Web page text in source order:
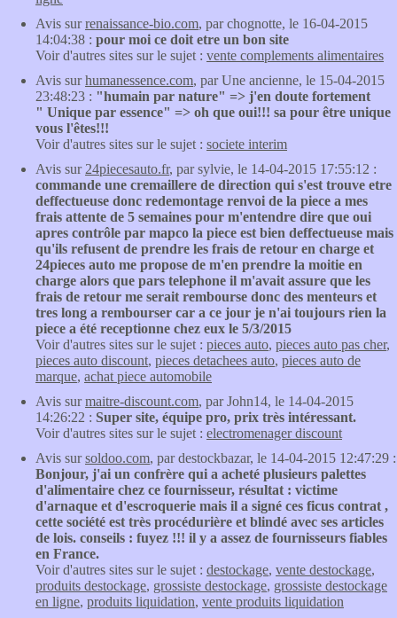
Avis surrenaissance-bio.com, par chognotte, le 16-04-2015
14:04:38 : pour moi ce doit etre un bon site
Voir d'autres sites sur le sujet : vente complements alimentaires
Avis surhumanessence.com, par Une ancienne, le 15-04-2015
23:48:23 : "humain par nature" => j'en doute fortement
" Unique par essence" => oh que oui!!! sa pour être unique
vous l'êtes!!!
Voir d'autres sites sur le sujet : societe interim
Avis sur 24piecesauto.fr, par sylvie, le 14-04-2015 17:55:12 :
commande une cremaillere de direction qui s'est trouve etre
deffectueuse donc redemontage renvoi de la piece a mes
frais attente de 5 semaines pour m'entendre dire que oui
apres contrôle par mapco la piece est bien deffectueuse mais
qu'ils refusent de prendre les frais de retour en charge et
24pieces auto me propose de m'en prendre la moitie en
charge alors que pars telephone il m'avait assure que les
frais de retour me serait rembourse donc des menteurs et
tres long a rembourser car a ce jour je n'ai toujours rien la
piece a été receptionne chez eux le 5/3/2015
Voir d'autres sites sur le sujet : pieces auto, pieces auto pas cher,
pieces auto discount, pieces detachees auto, pieces auto de
marque, achat piece automobile
Avis surmaitre-discount.com, par John14, le 14-04-2015
14:26:22 : Super site, équipe pro, prix très intéressant.
Voir d'autres sites sur le sujet : electromenager discount
Avis sursoldoo.com, par destockbazar, le 14-04-2015 12:47:29 :
Bonjour, j'ai un confrère qui a acheté plusieurs palettes
d'alimentaire chez ce fournisseur, résultat : victime
d'arnaque et d'escroquerie mais il a signé ces ficus contrat ,
cette société est très procédurière et blindé avec ses articles
de lois. conseils : fuyez !!! il y a assez de fournisseurs fiables
en France.
Voir d'autres sites sur le sujet : destockage, vente destockage,
produits destockage, grossiste destockage, grossiste destockage
en ligne, produits liquidation, vente produits liquidation